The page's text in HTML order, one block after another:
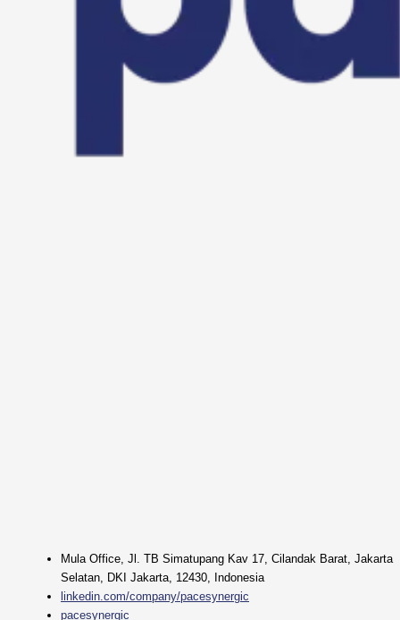
Mula Office, Jl. TB Simatupang Kav 17, Cilandak Barat, Jakarta
Selatan, DKI Jakarta, 12430, Indonesia
linkedin.com/company/pacesynergic
pacesynergic